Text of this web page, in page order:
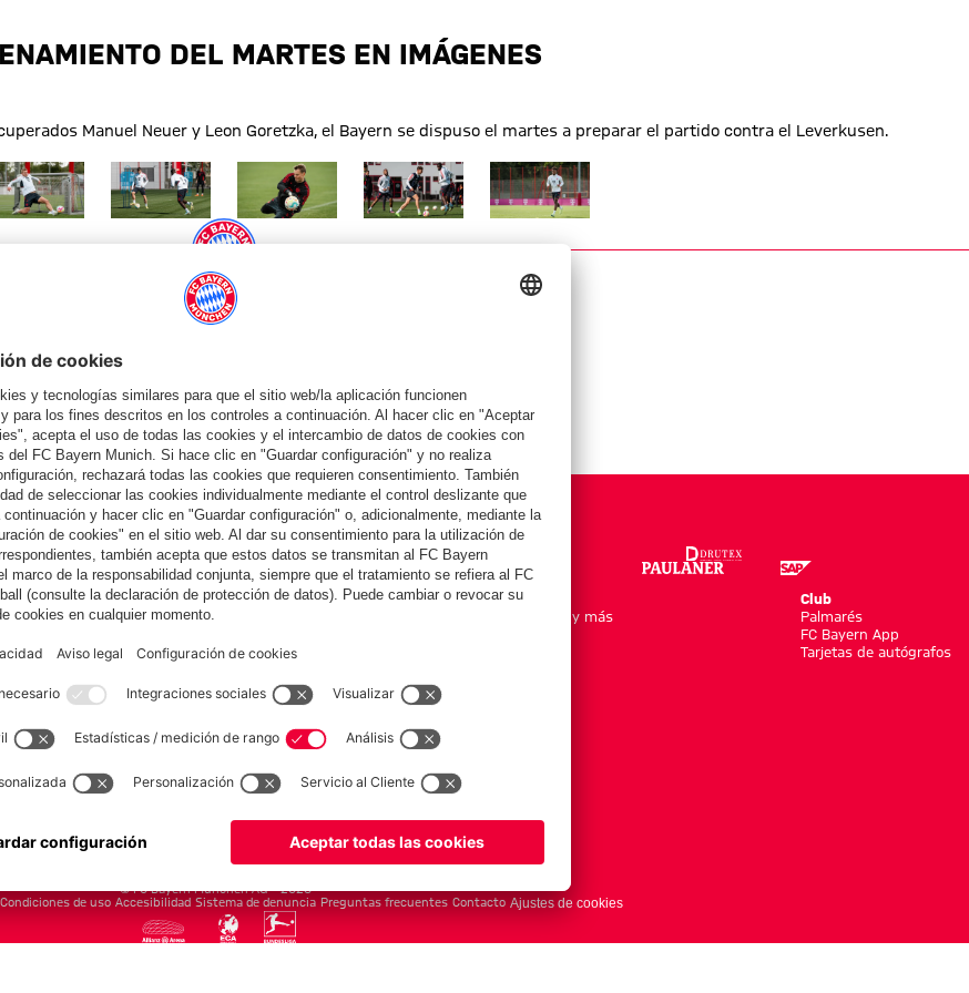
DEL MARTES EN IMÁGENES
Manuel Neuer y Leon Goretzka, el Bayern se dispuso el martes a preparar el partido contra el Leverkusen.
tamaño completoMostrar tamaño completoMostrar tamaño completoMostrar tamaño completoMostrar tamaño completo
COLABORADOR
Equipos
Masculino
FC Bayern Leyendas
Online Store
Equipaciones y más
Club
Palmarés
FC Bayern App
Tarjetas de autógrafos
Allianz Arena
© FC Bayern München AG – 2026
Condiciones de uso Accesibilidad Sistema de denuncia Preguntas frecuentes Contacto Ajustes de cookies